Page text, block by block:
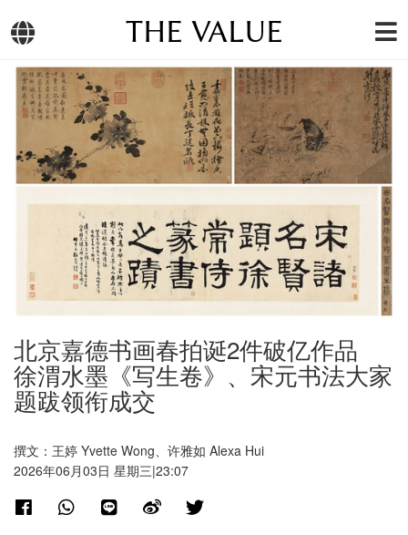
THE VALUE
北京嘉德书画春拍诞2件破亿作品
徐渭水墨《写生卷》、宋元书法大家
题跋领衔成交
撰文：王婷 Yvette Wong、许雅如 Alexa Hui
2026年06月03日 星期三|23:07